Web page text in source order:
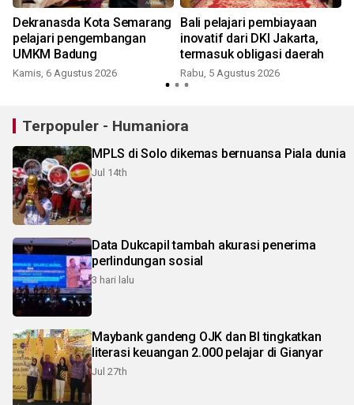
Dekranasda Kota Semarang
pelajari pengembangan
UMKM Badung
Kamis, 6 Agustus 2026
Bali pelajari pembiayaan
inovatif dari DKI Jakarta,
termasuk obligasi daerah
Rabu, 5 Agustus 2026
Terpopuler - Humaniora
MPLS di Solo dikemas bernuansa Piala dunia
Jul 14th
Data Dukcapil tambah akurasi penerima
perlindungan sosial
3 hari lalu
Maybank gandeng OJK dan BI tingkatkan
literasi keuangan 2.000 pelajar di Gianyar
Jul 27th